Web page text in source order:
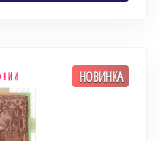
НОВИНКА